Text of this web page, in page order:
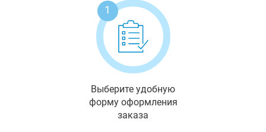
1
Выберите удобную
форму оформления
заказа